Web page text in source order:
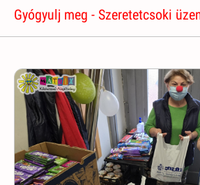
Gyógyulj meg - Szeretetcsoki